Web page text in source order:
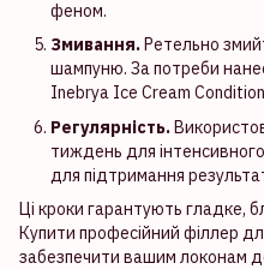
феном.
Змивання.Ретельно
шампуню. За потреби
Inebrya Ice Cream
Регулярність.
тиждень для
для підтримання
Ці кроки гарантують гладке,
Купити професійний філлер
забезпечити вашим локонам